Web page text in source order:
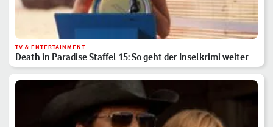
TV & ENTERTAINMENT
Death in Paradise Staffel 15: So geht der Inselkrimi weiter